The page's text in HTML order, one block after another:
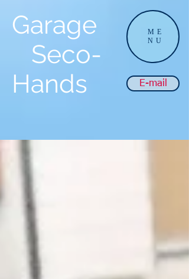
Garage
Seco-
Hands
E-mail
ME
NU